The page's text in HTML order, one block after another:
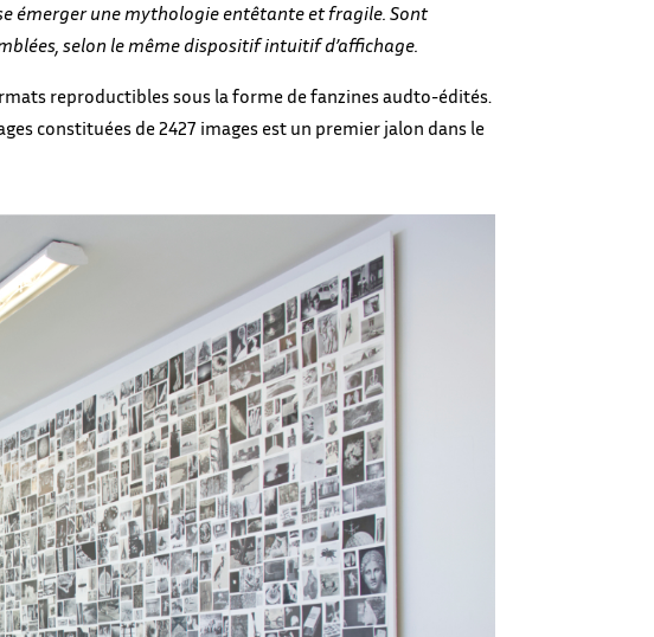
émerger une mythologie entêtante et fragile. Sont
selon le même dispositif intuitif d’affichage.
reproductibles sous la forme de fanzines audto-édités.
constituées de 2427 images est un premier jalon dans le